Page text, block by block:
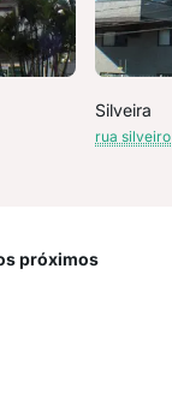
Silveira
rua silveiro
próximos